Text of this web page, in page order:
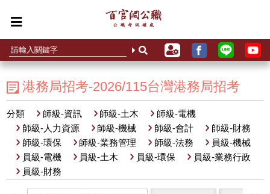
港務局招考-2026/115台灣港務局招考
分類 師級-資訊 師級-土木
師級-電機
師級-人力資源
師級-機械 師級-會計
師級-財務
師級-環保
師級-業務管理 師級-法務
員級-機械
員級-電機
員級-土木 員級-環保
員級-業務行政
員級-財務